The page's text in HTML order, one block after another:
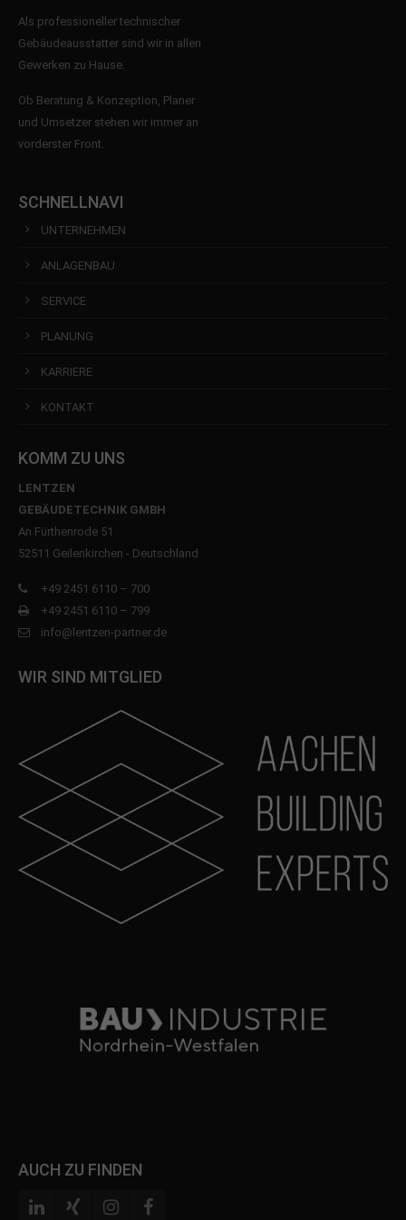
Als professioneller technischer
Gebäudeausstatter sind wir in allen
Gewerken zu Hause.
Ob Beratung & Konzeption, Planer
und Umsetzer stehen wir immer an
vorderster Front.
SCHNELLNAVI
UNTERNEHMEN
ANLAGENBAU
SERVICE
PLANUNG
KARRIERE
KONTAKT
KOMM ZU UNS
LENTZEN
GEBÄUDETECHNIK GMBH
An Fürthenrode 51
52511 Geilenkirchen - Deutschland
+49 2451 6110 – 700
+49 2451 6110 – 799
info@lentzen-partner.de
WIR SIND MITGLIED
AUCH ZU FINDEN